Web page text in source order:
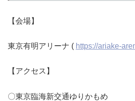
【会場】
東京有明アリーナ ( https://ariake-
【アクセス】
〇東京臨海新交通ゆりかもめ